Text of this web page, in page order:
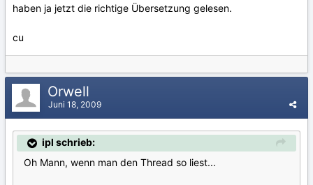
haben ja jetzt die richtige Übersetzung gelesen.
cu
Orwell
Juni 18, 2009
ipl schrieb:
Oh Mann, wenn man den Thread so liest...